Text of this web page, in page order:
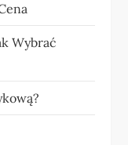
Wybrać